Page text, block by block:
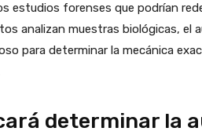
estudios forenses que podrían
analizan muestras biológicas, el
para determinar la mecánica
determinar la